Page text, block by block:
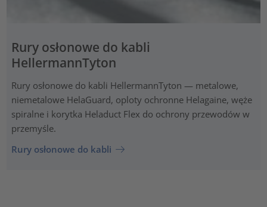
Rury osłonowe do kabli
HellermannTyton
Rury osłonowe do kabli HellermannTyton — metalowe,
niemetalowe HelaGuard, oploty ochronne Helagaine, węże
spiralne i korytka Heladuct Flex do ochrony przewodów w
przemyśle.
Rury osłonowe do kabli